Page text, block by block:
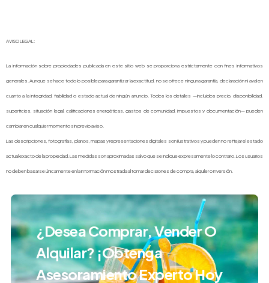
AVISO LEGAL:
La información sobre propiedades publicada en este sitio web se proporciona estrictamente con fines informativos
generales. Aunque se hace todo lo posible para garantizar la exactitud, no se ofrece ninguna garantía, declaración ni aval en
cuanto a la integridad, fiabilidad o estado actual de ningún anuncio. Todos los detalles —incluidos precio, disponibilidad,
superficies, situación legal, calificaciones energéticas, gastos de comunidad, impuestos y documentación— pueden
cambiar en cualquier momento sin previo aviso.
Las descripciones, fotografías, planos, mapas y representaciones digitales son ilustrativos y pueden no reflejar el estado
actual exacto de la propiedad. Las medidas son aproximadas salvo que se indique expresamente lo contrario. Los usuarios
no deben basarse únicamente en la información mostrada al tomar decisiones de compra, alquiler o inversión.
¿Desea Comprar, Vender O
Alquilar? ¡Obtenga
Asesoramiento Experto Hoy